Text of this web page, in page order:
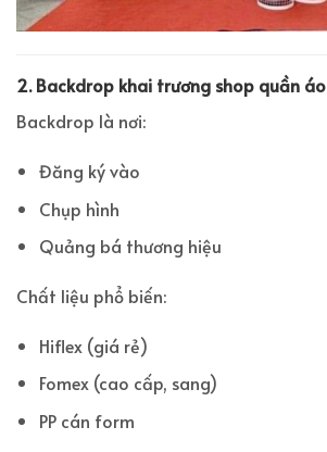
2. Backdrop khai trương shop quần áo
Backdrop là nơi:
Đăng ký vào
Chụp hình
Quảng bá thương hiệu
Chất liệu phổ biến:
Hiflex (giá rẻ)
Fomex (cao cấp, sang)
PP cán form